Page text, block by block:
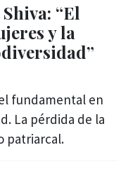
“El
y la
fundamental en
La pérdida de la
patriarcal.